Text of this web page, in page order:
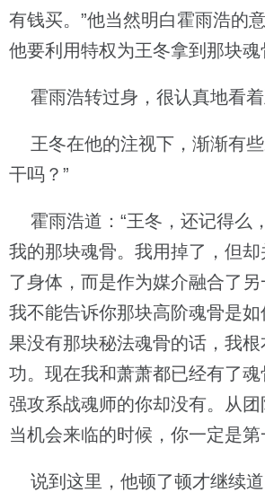
有钱买。”他当然明白霍雨浩的
他要利用特权为王冬拿到那块魂
霍雨浩转过身，很认真地看着
王冬在他的注视下，渐渐有些
干吗？”
霍雨浩道：“王冬，还记得么
我的那块魂骨。我用掉了，但却
了身体，而是作为媒介融合了另
我不能告诉你那块高阶魂骨是
果没有那块秘法魂骨的话，我
功。现在我和萧萧都已经有了魂
强攻系战魂师的你却没有。从团
当机会来临的时候，你一定是第
说到这里，他顿了顿才继续道